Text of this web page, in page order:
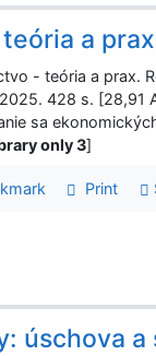
a prax
- teória a prax.
2025. 428 s.
sa
only 3]
Print
úschova